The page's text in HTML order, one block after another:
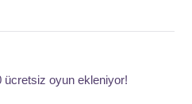
ücretsiz oyun ekleniyor!